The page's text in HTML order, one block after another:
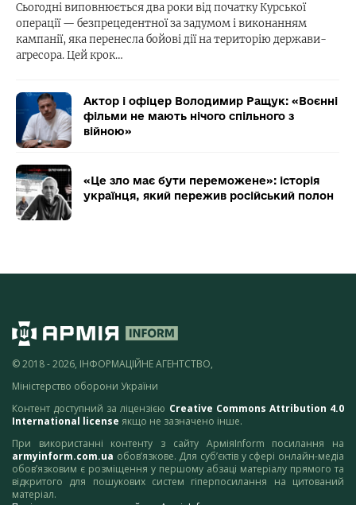
Сьогодні виповнюється два роки від початку Курської
операції — безпрецедентної за задумом і виконанням
кампанії, яка перенесла бойові дії на територію держави-
агресора. Цей крок…
Актор і офіцер Володимир Ращук: «Воєнні
фільми не мають нічого спільного з
війною»
«Це зло має бути переможене»: історія
українця, який пережив російський полон
© 2018 - 2026, ІНФОРМАЦІЙНЕ АГЕНТСТВО,
Міністерство оборони України
Контент доступний за ліцензією Creative Commons Attribution 4.0
International license якщо не зазначено інше.
При використанні контенту з сайту АрміяInform посилання на
armyinform.com.ua обов’язкове. Для суб’єктів у сфері онлайн-медіа
обов’язковим є розміщення у першому абзаці матеріалу прямого та
відкритого для пошукових систем гіперпосилання на цитований
матеріал.